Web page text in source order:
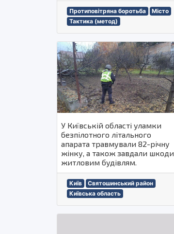
Протиповітряна боротьба
Місто
Тактика (метод)
У Київській області уламки
безпілотного літального
апарата травмували 82-річну
жінку, а також завдали шкоди
житловим будівлям.
Київ
Святошинський район
Київська область